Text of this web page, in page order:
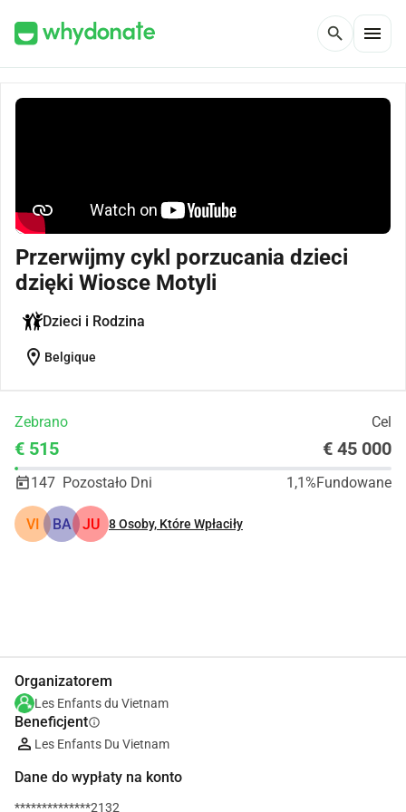
search menu
Przerwijmy cykl porzucania dzieci
dzięki Wiosce Motyli
Dzieci i Rodzina
location_on Belgique
Zebrano Cel
€ 515 € 45 000
147 Pozostało Dni 1,1%Fundowane
VI BA JU 8Osoby, Które Wpłaciły
Organizatorem
Les Enfants du Vietnam
Beneficjentinfo
Les Enfants Du Vietnam
Dane do wypłaty na konto
**************2132